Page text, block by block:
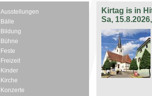
Ausstellungen
Bälle
Bildung
Bühne
Feste
Freizeit
Kinder
Kirche
Konzerte
Kirtag is in
Sa,